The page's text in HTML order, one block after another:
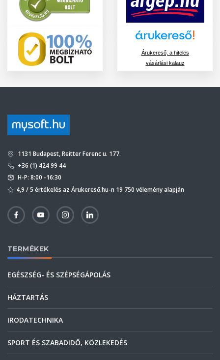
Árukereső, a hiteles
vásárlási kalauz
1131 Budapest, Reitter Ferenc u. 177.
+36 (1) 424 99 44
H-P: 8:00 -16:30
4,9 / 5 értékelés az Árukereső.hu-n 19 750 vélemény alapján
TERMÉKEK
EGÉSZSÉG- ÉS SZÉPSÉGÁPOLÁS
HÁZTARTÁS
IRODATECHNIKA
SPORT ÉS SZABADIDŐ, KÖZLEKEDÉS